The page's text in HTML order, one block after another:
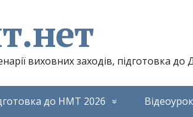
виховних заходів, підготовка
до НМТ 2026